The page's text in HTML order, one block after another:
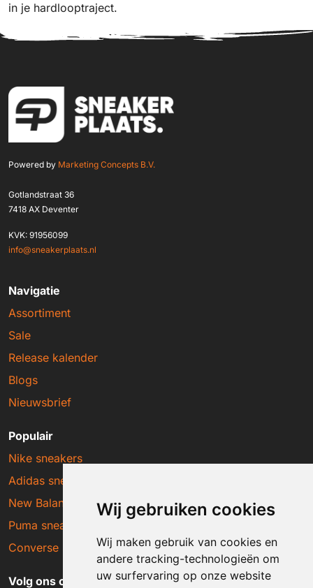
Wij gebruiken cookies
Wij maken gebruik van cookies en
andere tracking-technologieën om
uw surfervaring op onze website
in je hardlooptraject.
Powered by Marketing Concepts B.V.
Gotlandstraat 36
7418 AX Deventer
KVK: 91956099
info@sneakerplaats.nl
Navigatie
Assortiment
Sale
Release kalender
Blogs
Nieuwsbrief
Populair
Nike sneakers
Adidas sneakers
New Balance sneakers
Puma sneakers
Converse sneakers
Volg ons op social media